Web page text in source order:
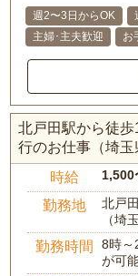
週2〜3日からOK
主婦･主夫歓迎
お
北戸田駅から徒
行のお仕事（埼玉
時給 1,500
勤務地
北戸
（埼
勤務時間
8時～
が可